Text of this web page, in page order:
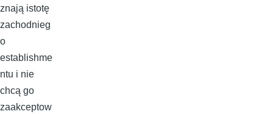
znają istotę
zachodnieg
o
establishme
ntu i nie
chcą go
zaakceptow